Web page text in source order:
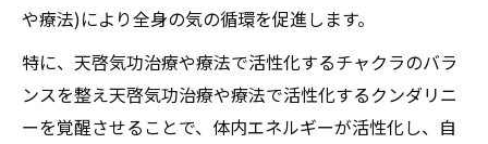
や療法)により全身の気の循環を促進します。
特に、天啓気功治療や療法で活性化するチャクラのバラ
ンスを整え天啓気功治療や療法で活性化するクンダリニ
ーを覚醒させることで、体内エネルギーが活性化し、自